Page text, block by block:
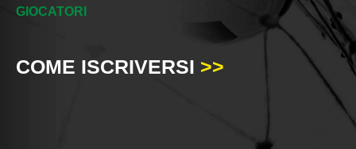
GIOCATORI
COME ISCRIVERSI >>